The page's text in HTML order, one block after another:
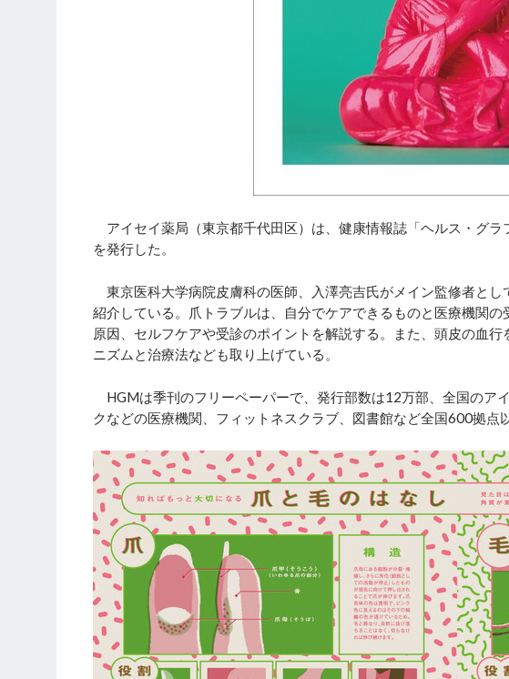
アイセイ薬局（東京都千代田区）は、健康情報誌「ヘルス・グラ
を発行した。
東京医科大学病院皮膚科の医師、入澤亮吉氏がメイン監修者と
紹介している。爪トラブルは、自分でケアできるものと医療機関
原因、セルフケアや受診のポイントを解説する。また、頭皮の血
ニズムと治療法なども取り上げている。
HGMは季刊のフリーペーパーで、発行部数は12万部、全国のア
クなどの医療機関、フィットネスクラブ、図書館など全国600拠点